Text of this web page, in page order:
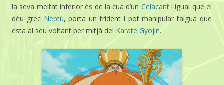
la seva meitat inferior és de la cua d’un Celacanti igual que el
déu grec Neptú, porta un trident i pot manipular l’aigua que
esta al seu voltant per mitjà del Karate Gyojin.